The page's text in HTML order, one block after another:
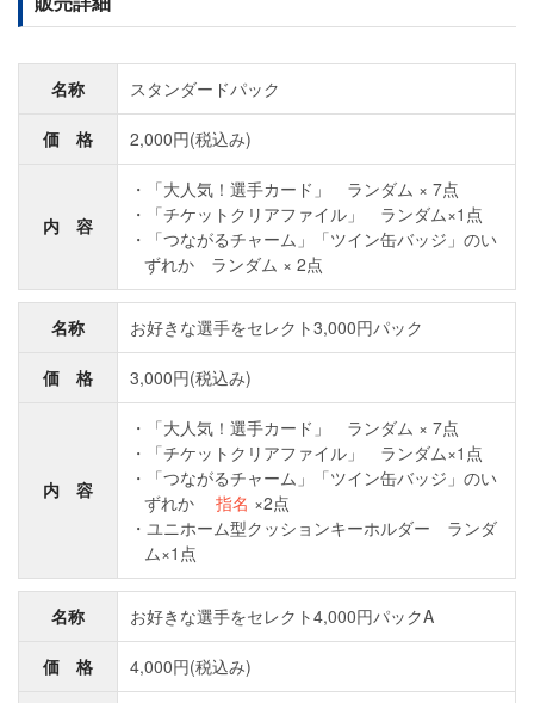
名称 スタンダードパック
価 格 2,000円(税込み)
内 容
「大人気！選手カード」 ランダム × 7点
「チケットクリアファイル」 ランダム×1点
「つながるチャーム」「ツイン缶バッジ」のい
ずれか ランダム × 2点
名称 お好きな選手をセレクト3,000円パック
価 格 3,000円(税込み)
内 容
「大人気！選手カード」 ランダム × 7点
「チケットクリアファイル」 ランダム×1点
「つながるチャーム」「ツイン缶バッジ」のい
ずれか
指名 ×2点
ユニホーム型クッションキーホルダー ランダ
ム×1点
名称 お好きな選手をセレクト4,000円パックA
価 格 4,000円(税込み)